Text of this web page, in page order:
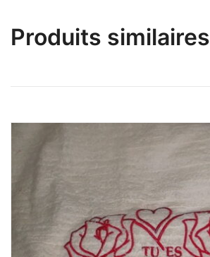
Produits similaires